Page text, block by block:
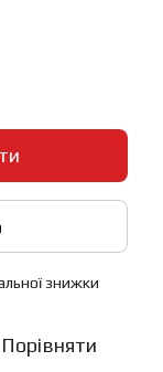
знижки
Порівняти